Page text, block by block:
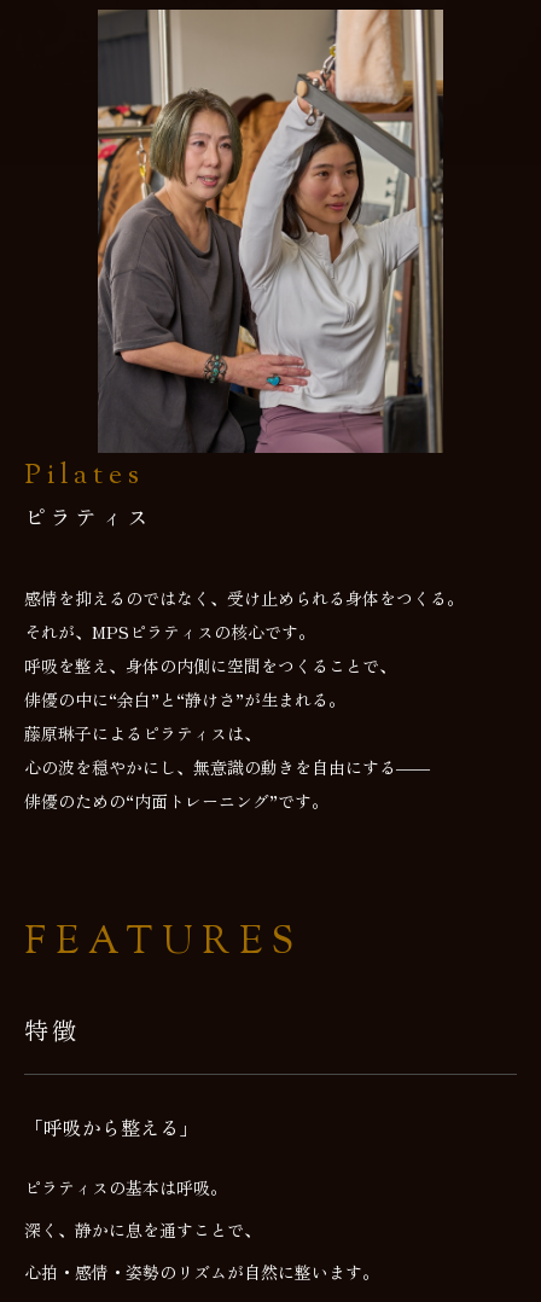
Pilates
ピラティス
感情を抑えるのではなく、受け止められる身体をつくる。
それが、MPSピラティスの核心です。
呼吸を整え、身体の内側に空間をつくることで、
俳優の中に“余白”と“静けさ”が生まれる。
藤原琳子によるピラティスは、
心の波を穏やかにし、無意識の動きを自由にする――
俳優のための“内面トレーニング”です。
FEATURES
特徴
「呼吸から整える」
ピラティスの基本は呼吸。
深く、静かに息を通すことで、
心拍・感情・姿勢のリズムが自然に整います。